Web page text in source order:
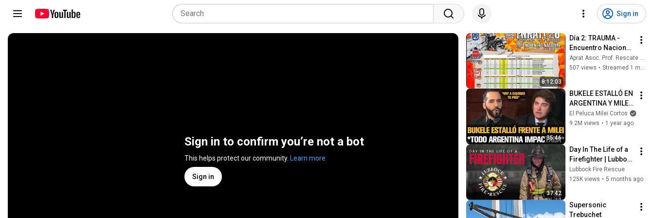
Sign in
Sign in to confirm you’re not a bot
This helps protect our community. Learn more
Sign in
8:12:03
Día 2: TRAUMA -
Encuentro Nacional
de Rescate en
Accidentes de
Madrid
Aprat Asoc. Prof. Rescate Accidentes de Tráfico
507 views • Streamed 1 month ago
35:46
BUKELE ESTALLÓ EN
ARGENTINA Y MILEI
QUEDÓ IMPACTADO
El Peluca Milei Cortos
9.2M views • 1 year ago
37:42
Day In The Life of a
Firefighter | Lubbock
Fire Rescue (Station
No. 8)
Lubbock Fire Rescue
125K views • 5 months ago
Supersonic
Trebuchet